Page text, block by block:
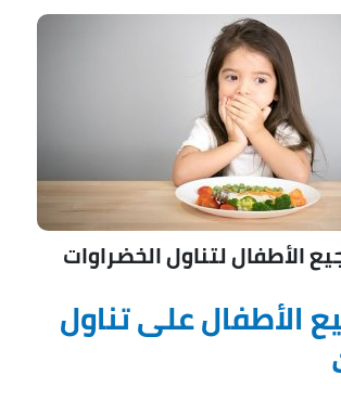
الأطفال لتناول الخضراوات
الأطفال على تناول